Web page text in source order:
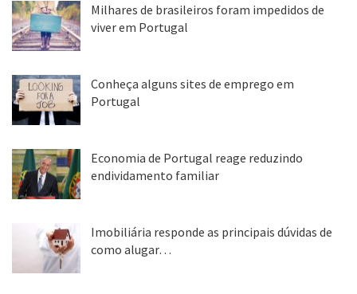
Milhares de brasileiros foram impedidos de
viver em Portugal
Conheça alguns sites de emprego em
Portugal
Economia de Portugal reage reduzindo
endividamento familiar
Imobiliária responde as principais dúvidas de
como alugar…